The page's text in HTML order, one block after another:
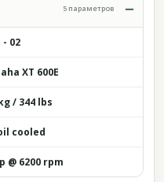
5 параметров
- 02
XT 600E
/ 344 lbs
cooled
@ 6200 rpm